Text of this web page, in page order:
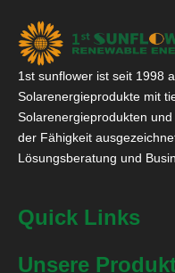
1st sunflower ist seit 1998
Solarenergieprodukte mit
Solarenergieprodukten
der Fähigkeit
Lösungsberatung und
Quick Links
Unsere